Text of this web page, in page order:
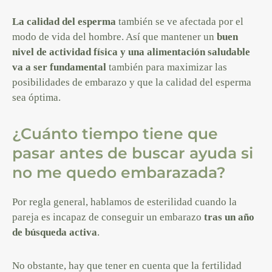
La calidad del esperma también se ve afectada por el
modo de vida del hombre. Así que mantener un buen
nivel de actividad física y una alimentación saludable
va a ser fundamental también para maximizar las
posibilidades de embarazo y que la calidad del esperma
sea óptima.
¿Cuánto tiempo tiene que
pasar antes de buscar ayuda si
no me quedo embarazada?
Por regla general, hablamos de esterilidad cuando la
pareja es incapaz de conseguir un embarazo tras un año
de búsqueda activa.
No obstante, hay que tener en cuenta que la fertilidad